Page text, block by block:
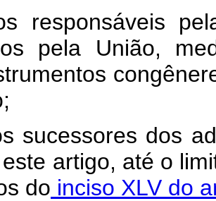
responsáveis
pela União,
sucessores dos
artigo, até o
do inciso XLV do